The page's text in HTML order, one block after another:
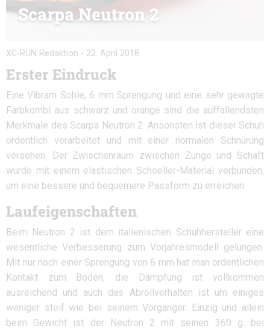
Scarpa Neutron 2
XC-RUN Redaktion - 22. April 2018
Erster Eindruck
Eine Vibram Sohle, 6 mm Sprengung und eine sehr gewagte
Farbkombi aus schwarz und orange sind die auffallendsten
Merkmale des Scarpa Neutron 2. Ansonsten ist dieser Schuh
ordentlich verarbeitet und mit einer normalen Schnürung
versehen. Der Zwischenraum zwischen Zunge und Schaft
wurde mit einem elastischen Schoeller-Material verbunden,
um eine bessere und bequemere Passform zu erreichen.
Laufeigenschaften
Beim Neutron 2 ist dem italienischen Schuhhersteller eine
wesentliche Verbesserung zum Vorjahresmodell gelungen.
Mit nur noch einer Sprengung von 6 mm hat man ordentlichen
Kontakt zum Boden, die Dämpfung ist vollkommen
ausreichend und auch das Abrollverhalten ist um einiges
weniger steif wie bei seinem Vorgänger. Einzig und allein
beim Gewicht ist der Neutron 2 mit seinen 360 g. bei